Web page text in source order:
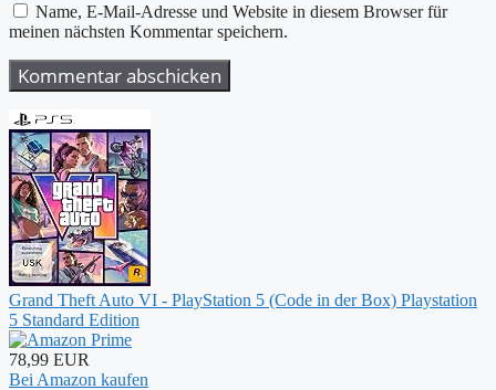
Name, E-Mail-Adresse und Website in diesem Browser für
meinen nächsten Kommentar speichern.
Grand Theft Auto VI - PlayStation 5 (Code in der Box) Playstation
5 Standard Edition
78,99 EUR
Bei Amazon kaufen